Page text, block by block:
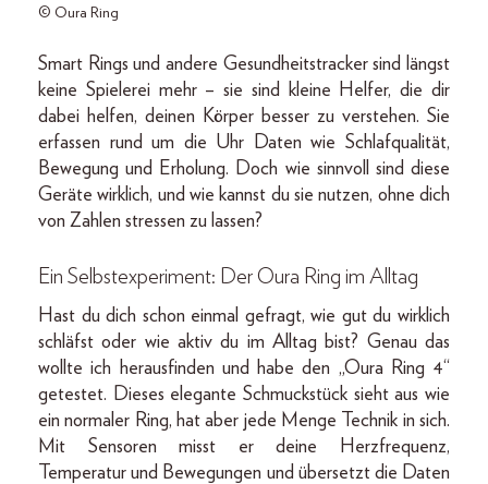
© Oura Ring
Smart Rings und andere Gesundheitstracker sind längst
keine Spielerei mehr – sie sind kleine Helfer, die dir
dabei helfen, deinen Körper besser zu verstehen. Sie
erfassen rund um die Uhr Daten wie Schlafqualität,
Bewegung und Erholung. Doch wie sinnvoll sind diese
Geräte wirklich, und wie kannst du sie nutzen, ohne dich
von Zahlen stressen zu lassen?
Ein Selbstexperiment: Der Oura Ring im Alltag
Hast du dich schon einmal gefragt, wie gut du wirklich
schläfst oder wie aktiv du im Alltag bist? Genau das
wollte ich herausfinden und habe den „Oura Ring 4“
getestet. Dieses elegante Schmuckstück sieht aus wie
ein normaler Ring, hat aber jede Menge Technik in sich.
Mit Sensoren misst er deine Herzfrequenz,
Temperatur und Bewegungen und übersetzt die Daten